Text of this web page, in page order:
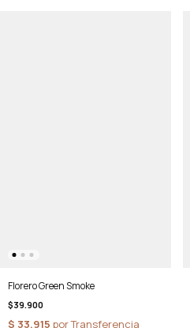
Florero Green Smoke
$39.900